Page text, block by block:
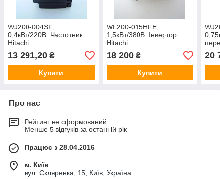
WJ200-004SF;
0,4кВт/220В. Частотник
Hitachi
13 291,20 ₴
Купити
WL200-015НFE;
1,5кВт/380В. Інвертор
Hitachi
18 200₴
Купити
20
Про нас
Рейтинг не сформований
Менше 5 відгуків за останній рік
Працює з 28.04.2016
м. Київ
вул. Скляренка, 15, Київ, Україна